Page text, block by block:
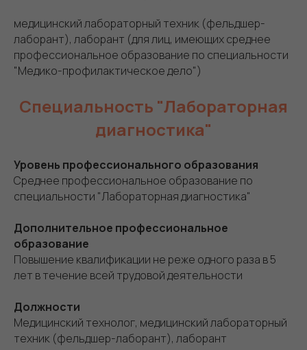
медицинский лабораторный техник (фельдшер-
лаборант), лаборант (для лиц, имеющих среднее
профессиональное образование по специальности
"Медико-профилактическое дело")
Специальность "Лабораторная
диагностика"
Уровень профессионального образования
Среднее профессиональное образование по
специальности "Лабораторная диагностика"
Дополнительное профессиональное
образование
Повышение квалификации не реже одного раза в 5
лет в течение всей трудовой деятельности
Должности
Медицинский технолог, медицинский лабораторный
техник (фельдшер-лаборант), лаборант